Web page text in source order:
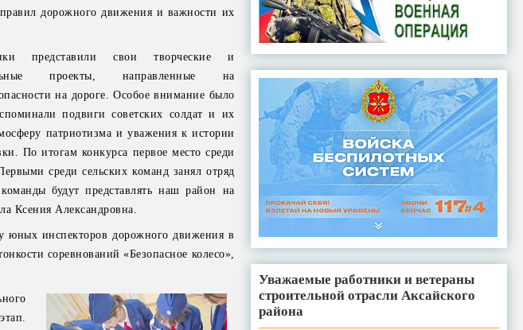
дорожного движения и важности их
представили свои творческие и
проекты, направленные на
на дороге. Особое внимание было
подвиги советских солдат и их
патриотизма и уважения к истории
По итогам конкурса первое место среди
среди сельских команд занял отряд
будут представлять наш район на
Ксения Александровна.
юных инспекторов дорожного движения в
соревнований «Безопасное колесо»,
Уважаемые работники и ветераны
строительной отрасли Аксайского
района